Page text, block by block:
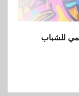
للشباب